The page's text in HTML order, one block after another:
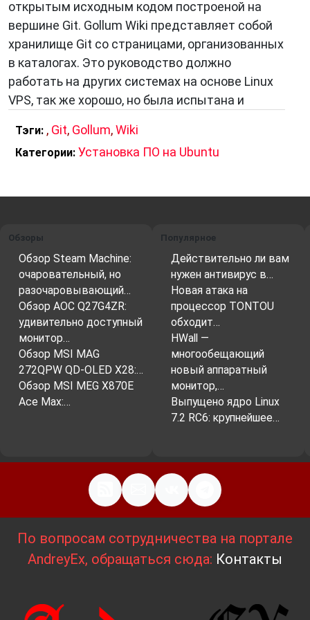
открытым исходным кодом построеной на
вершине Git. Gollum Wiki представляет собой
хранилище Git со страницами, организованных
в каталогах. Это руководство должно
работать на других системах на основе Linux
VPS, так же хорошо, но была испытана и
Тэги: , Git, Gollum,Wiki
Категории: Установка ПО на Ubuntu
Обзоры
Обзор Steam Machine:
очаровательный, но
разочаровывающий…
Обзор AOC Q27G4ZR:
удивительно доступный
монитор…
Обзор MSI MAG
272QPW QD-OLED X28:…
Обзор MSI MEG X870E
Ace Max:…
Популярное
Действительно ли вам
нужен антивирус в…
Новая атака на
процессор TONTOU
обходит…
HWall —
многообещающий
новый аппаратный
монитор,…
Выпущено ядро Linux
7.2 RC6: крупнейшее…
По вопросам сотрудничества на портале
AndreyEx, обращаться сюда: Контакты